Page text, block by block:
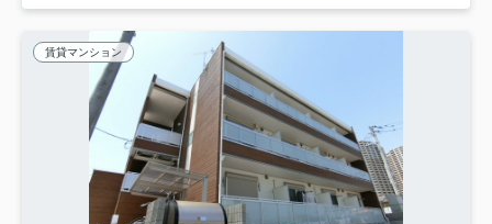
賃貸マンション